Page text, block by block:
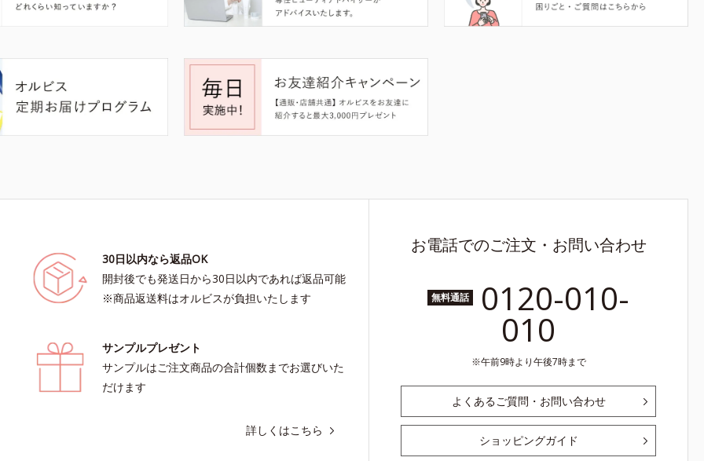
30日以内なら返品OK
開封後でも発送日から30日以内であれば返品可能
※商品返送料はオルビスが負担いたします
サンプルプレゼント
サンプルはご注文商品の合計個数までお選びいた
だけます
詳しくはこちら
お電話でのご注文・お問い合わせ
無料通話 0120-010-
010
午前9時より午後7時まで
よくあるご質問・お問い合わせ
ショッピングガイド